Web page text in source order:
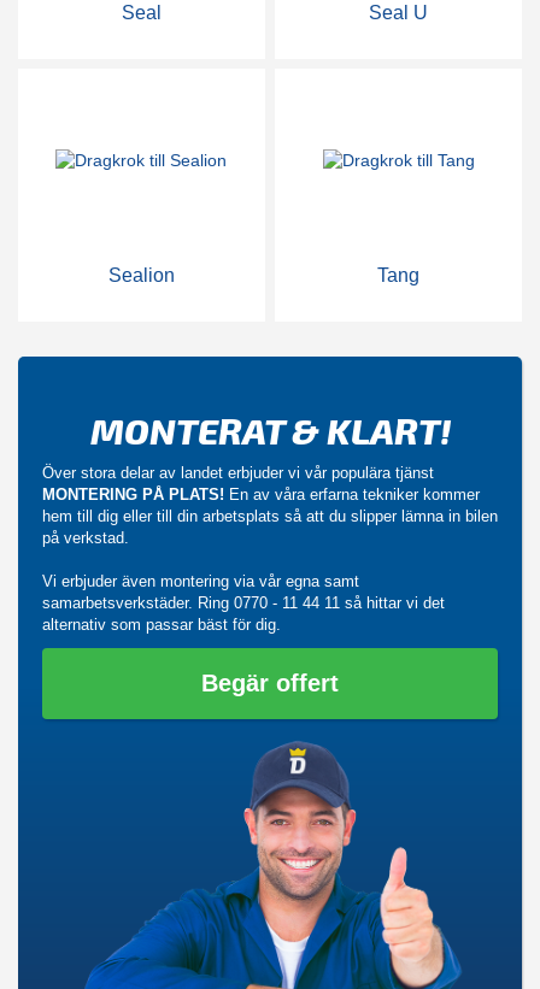
Seal Seal U
Sealion Tang
MONTERAT & KLART!
Över stora delar av landet erbjuder vi vår populära tjänst
MONTERING PÅ PLATS! En av våra erfarna tekniker kommer
hem till dig eller till din arbetsplats så att du slipper lämna in bilen
på verkstad.
Vi erbjuder även montering via vår egna samt
samarbetsverkstäder. Ring 0770 - 11 44 11 så hittar vi det
alternativ som passar bäst för dig.
Begär offert